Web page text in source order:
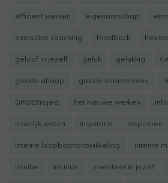
efficient werken eigenaarschap
executive coaching feedback
geloof in jezelf geluk gelukkig
goede afloop goede voornemens
GROEItraject het nieuwe werken
innerlijk weten inspiratie inspireren
interne loopbaanontwikkeling interne
intuïtie intuitue investeer in jezelf